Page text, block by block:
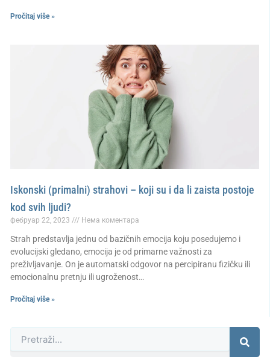
Pročitaj više »
Iskonski (primalni) strahovi – koji su i da li zaista postoje
kod svih ljudi?
фебруар 22, 2023 Нема коментара
Strah predstavlja jednu od bazičnih emocija koju posedujemo i
evolucijski gledano, emocija je od primarne važnosti za
preživljavanje. On je automatski odgovor na percipiranu fizičku ili
emocionalnu pretnju ili ugroženost…
Pročitaj više »